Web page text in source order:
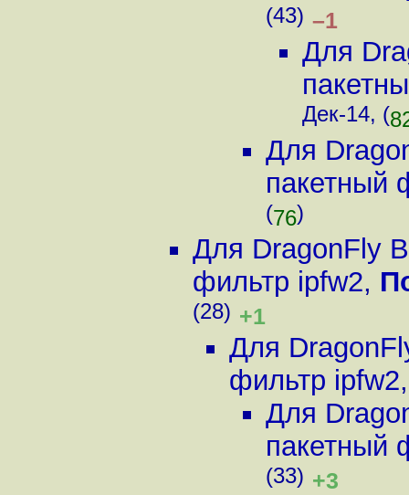
(43) –1
Для
Дек-14, (
Для
пакетный
(76)
Для DragonFly
фильтр ipfw2,
(28) +1
Для
фильтр ipfw2
Для
пакетный
(33) +3